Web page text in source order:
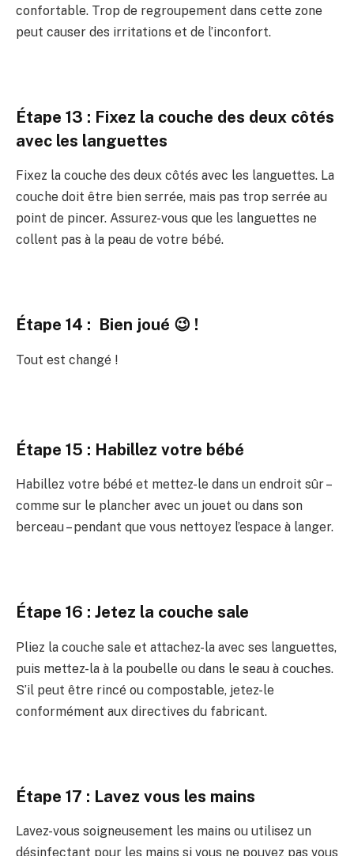
confortable. Trop de regroupement dans cette zone
peut causer des irritations et de l’inconfort.
Étape 13 : Fixez la couche des deux côtés
avec les languettes
Fixez la couche des deux côtés avec les languettes. La
couche doit être bien serrée, mais pas trop serrée au
point de pincer. Assurez-vous que les languettes ne
collent pas à la peau de votre bébé.
Étape 14 : Bien joué 😉 !
Tout est changé !
Étape 15 : Habillez votre bébé
Habillez votre bébé et mettez-le dans un endroit sûr –
comme sur le plancher avec un jouet ou dans son
berceau – pendant que vous nettoyez l’espace à langer.
Étape 16 : Jetez la couche sale
Pliez la couche sale et attachez-la avec ses languettes,
puis mettez-la à la poubelle ou dans le seau à couches.
S’il peut être rincé ou compostable, jetez-le
conformément aux directives du fabricant.
Étape 17 : Lavez vous les mains
Lavez-vous soigneusement les mains ou utilisez un
désinfectant pour les mains si vous ne pouvez pas vous